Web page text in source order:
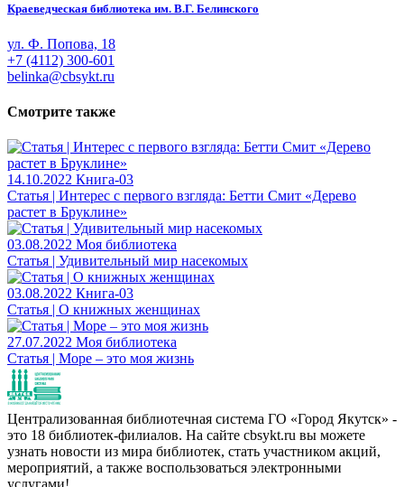
Краеведческая библиотека им. В.Г. Белинского
ул. Ф. Попова, 18
+7 (4112) 300-601
belinka@cbsykt.ru
Смотрите также
14.10.2022 Книга-03
Статья | Интерес с первого взгляда: Бетти Смит «Дерево
растет в Бруклине»
03.08.2022 Моя библиотека
Статья | Удивительный мир насекомых
03.08.2022 Книга-03
Статья | О книжных женщинах
27.07.2022 Моя библиотека
Статья | Море – это моя жизнь
Централизованная библиотечная система ГО «Город Якутск» -
это 18 библиотек-филиалов. На сайте cbsykt.ru вы можете
узнать новости из мира библиотек, стать участником акций,
мероприятий, а также воспользоваться электронными